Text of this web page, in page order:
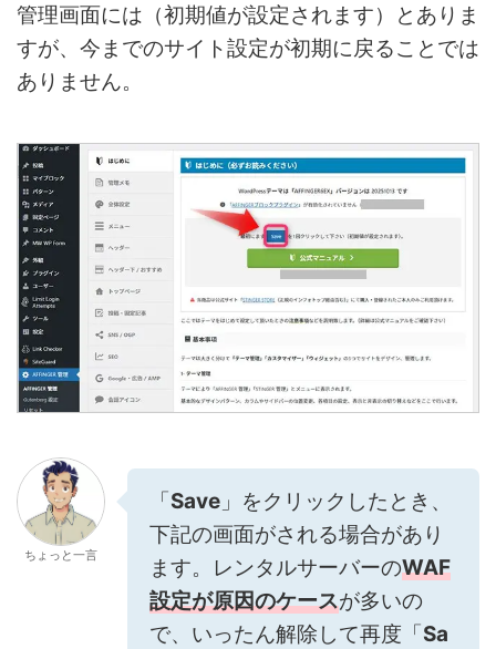
管理画面には（初期値が設定されます）とありま
すが、今までのサイト設定が初期に戻ることでは
ありません。
ちょっと一言
「Save 」をクリックしたとき、
下記の画面がされる場合があり
ます。レンタルサーバーのWAF
設定が原因のケースが多いの
で、いったん解除して再度「Sa